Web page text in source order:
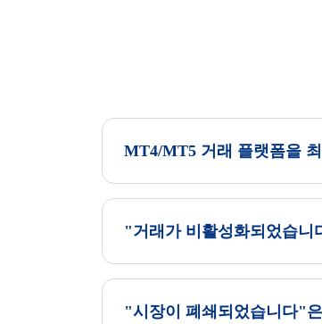
MT4/MT5 거래 플랫폼을
"거래가 비활성화되었습니
"시장이 폐쇄되었습니다"